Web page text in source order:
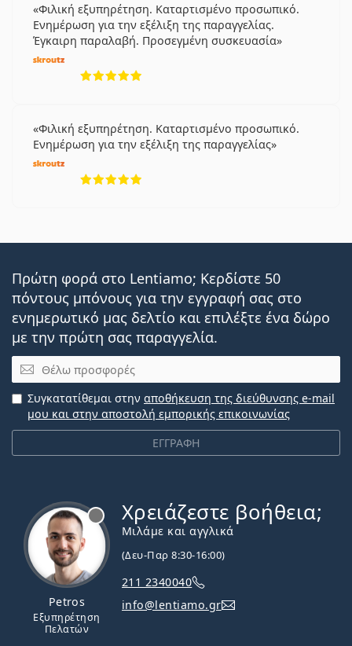
Φιλική εξυπηρέτηση. Καταρτισμένο προσωπικό.
Ενημέρωση για την εξέλιξη της παραγγελίας.
Έγκαιρη παραλαβή. Προσεγμένη συσκευασία
Φιλική εξυπηρέτηση. Καταρτισμένο προσωπικό.
Ενημέρωση για την εξέλιξη της παραγγελίας
Πρώτη φορά στο Lentiamo; Κερδίστε 50
πόντους μπόνους για την εγγραφή σας στο
ενημερωτικό μας δελτίο και επιλέξτε ένα δώρο
με την πρώτη σας παραγγελία.
Email
ΕΓΓΡΑΦΗ
Συγκατατίθεμαι στην αποθήκευση της διεύθυνσης e-mail
μου και στην αποστολή εμπορικής επικοινωνίας
Petros
Εξυπηρέτηση
Πελατών
Χρειάζεστε βοήθεια;
Μιλάμε και αγγλικά
(Δευ-Παρ 8:30-16:00)
211 2340040
info@lentiamo.gr